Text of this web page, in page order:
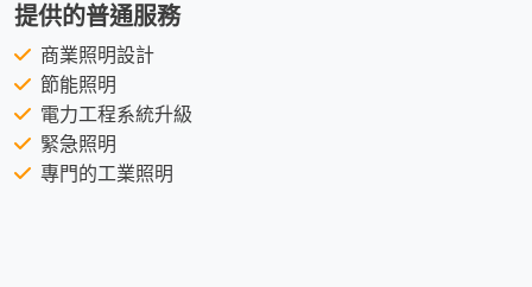
提供的普通服務
商業照明設計
節能照明
電力工程系統升級
緊急照明
專門的工業照明